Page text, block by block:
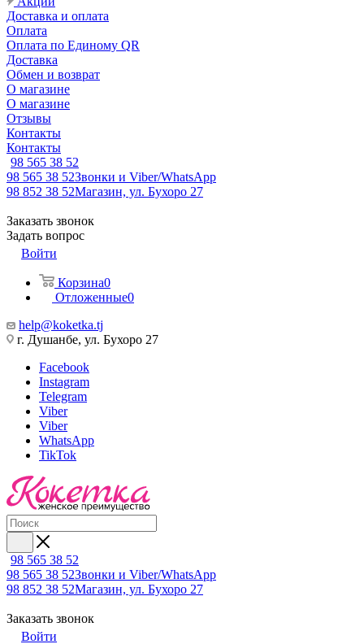
Доставка и оплата
Оплата
Оплата по Единому QR
Доставка
Обмен и возврат
О магазине
О магазине
Отзывы
Контакты
Контакты
98 565 38 52
98 565 38 52Звонки и Viber/WhatsApp
98 852 38 52Магазин, ул. Бухоро 27
Заказать звонок
Задать вопрос
Войти
Корзина0
Отложенные0
help@koketka.tj
г. Душанбе, ул. Бухоро 27
Facebook
Instagram
Telegram
Viber
Viber
WhatsApp
TikTok
98 565 38 52
98 565 38 52Звонки и Viber/WhatsApp
98 852 38 52Магазин, ул. Бухоро 27
Заказать звонок
Войти